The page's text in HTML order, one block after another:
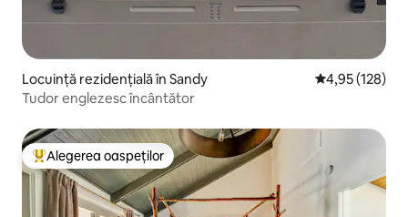
Locuință rezidențială în Sandy Scor mediu de
4,95 (128)
Tudor englezesc încântător
Locuință din topul categoriei Alegerea oaspeților
Alegerea oaspeților